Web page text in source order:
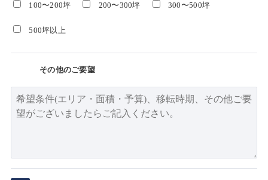
100〜200坪 200〜300坪 300〜500坪
500坪以上
その他のご要望